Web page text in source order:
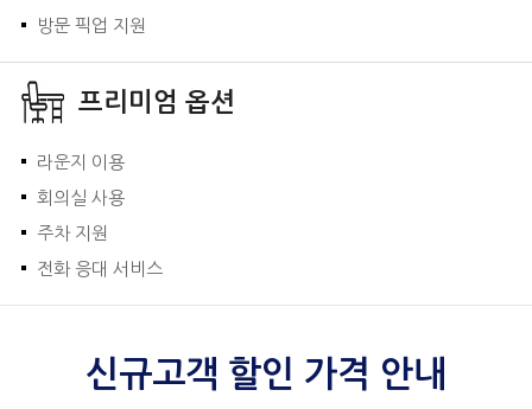
방문 픽업 지원
프리미엄 옵션
라운지 이용
회의실 사용
주차 지원
전화 응대 서비스
신규고객 할인 가격 안내